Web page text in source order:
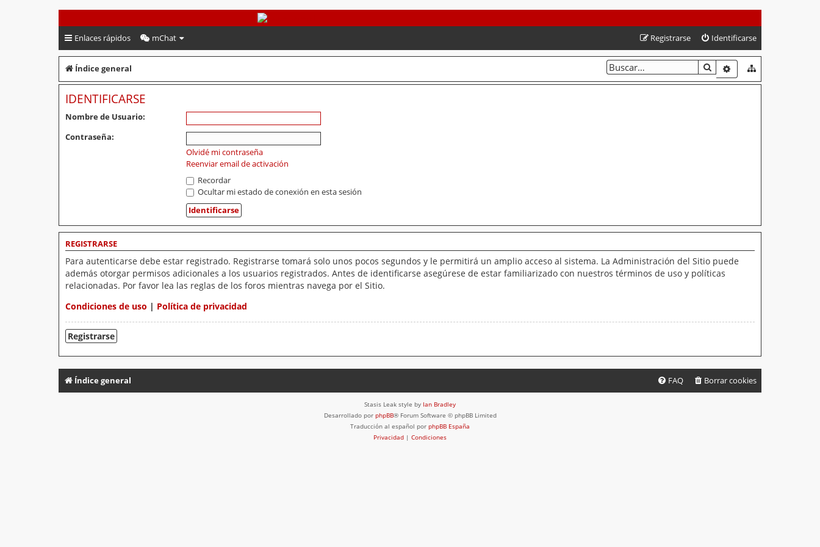
PeruVoley.com
Enlaces rápidos mChat Identificarse
Registrarse
Índice general BUSCARBÚSQUEDA
IDENTIFICARSE
Nombre de Usuario:
Contraseña:
Olvidé mi contraseña
Reenviar email de activación
Recordar
Ocultar mi estado de conexión en esta sesión
REGISTRARSE
Para autenticarse debe estar registrado. Registrarse tomará solo unos pocos segundos y le permitirá un amplio acceso al sistema. La Administración del Sitio puede
además otorgar permisos adicionales a los usuarios registrados. Antes de identificarse asegúrese de estar familiarizado con nuestros términos de uso y políticas
relacionadas. Por favor lea las reglas de los foros mientras navega por el Sitio.
Condiciones de uso | Política de privacidad
Registrarse
Índice general Borrar cookies
FAQ
Stasis Leak style by Ian Bradley
Desarrollado por phpBB® Forum Software © phpBB Limited
Traducción al español por phpBB España
Privacidad | Condiciones